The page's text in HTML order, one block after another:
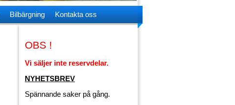
Bilbärgning Kontakta oss
OBS !
Vi säljer inte reservdelar.
NYHETSBREV
Spännande saker på gång.